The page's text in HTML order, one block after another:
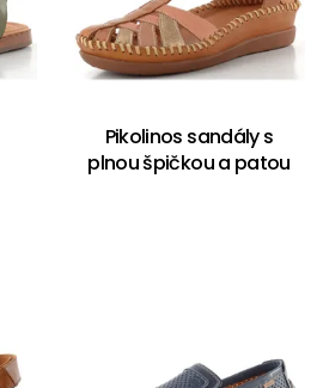
Pikolinos sandály s
plnou špičkou a patou